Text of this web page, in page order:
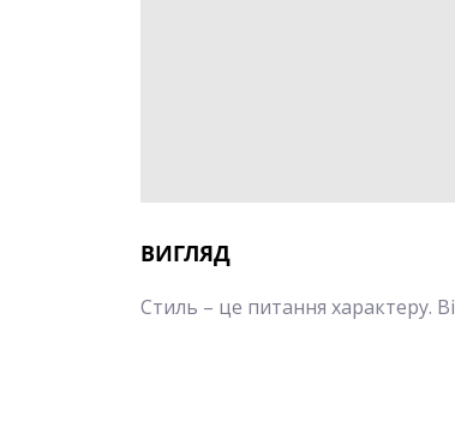
ВИГЛЯД
Стиль – це питання характеру.